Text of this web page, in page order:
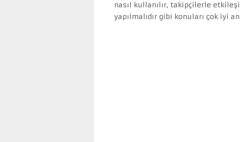
nasıl kullanılır, takipçilerle
yapılmalıdır gibi konuları çok iyi